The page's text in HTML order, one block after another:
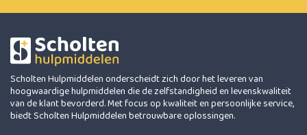
Scholten Hulpmiddelen onderscheidt zich door het leveren van
hoogwaardige hulpmiddelen die de zelfstandigheid en levenskwaliteit
van de klant bevorderd. Met focus op kwaliteit en persoonlijke service,
biedt Scholten Hulpmiddelen betrouwbare oplossingen.